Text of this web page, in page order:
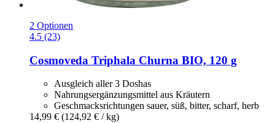
2 Optionen
4.5 (23)
Cosmoveda Triphala Churna BIO, 120 g
Ausgleich aller 3 Doshas
Nahrungsergänzungsmittel aus Kräutern
Geschmacksrichtungen sauer, süß, bitter, scharf, herb
14,99 € (124,92 € / kg)